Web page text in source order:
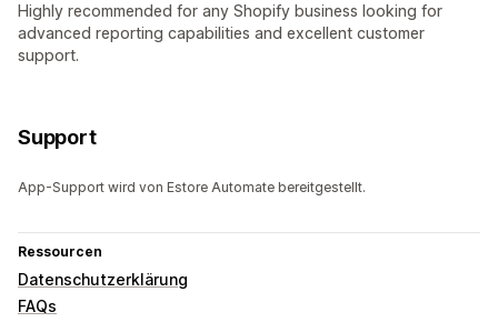
Highly recommended for any Shopify business looking for
advanced reporting capabilities and excellent customer
support.
Support
App-Support wird von Estore Automate bereitgestellt.
Ressourcen
Datenschutzerklärung
FAQs